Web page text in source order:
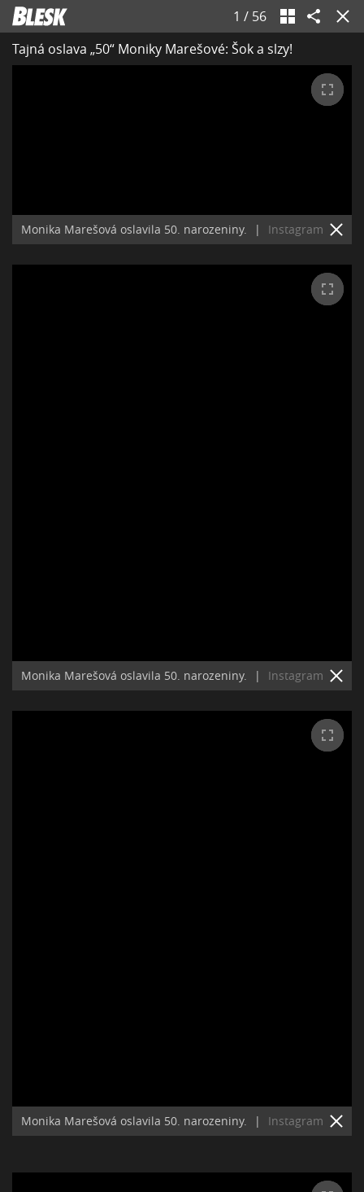
1 / 56
Tajná oslava „50“ Moniky Marešové: Šok a slzy!
Monika Marešová oslavila 50. narozeniny. | Instagram
Monika Marešová oslavila 50. narozeniny. | Instagram
Monika Marešová oslavila 50. narozeniny. | Instagram